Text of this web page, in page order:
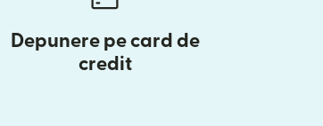
Depunere pe card de
credit